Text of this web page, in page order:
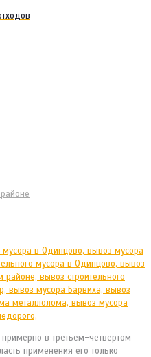
в третьем-четвертом
применения его только